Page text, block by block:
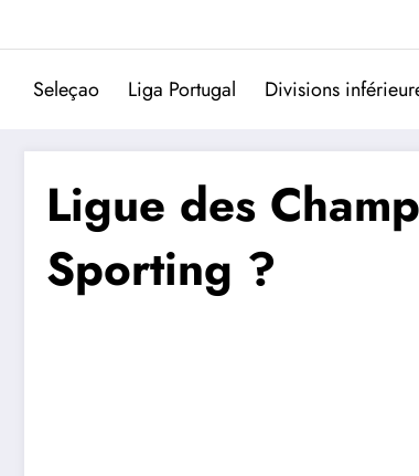
Seleçao Liga Portugal Divisions
Ligue des
Sporting ?